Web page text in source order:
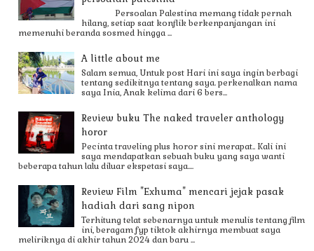
Persoalan Palestina memang tidak pernah
hilang, setiap saat konflik berkenpanjangan ini
memenuhi beranda sosmed hingga ...
A little about me
Salam semua, Untuk post Hari ini saya ingin berbagi
tentang sedikitnya tentang saya. perkenalkan nama
saya Inia, Anak kelima dari 6 bers...
Review buku The naked traveler anthology
horor
Pecinta traveling plus horor sini merapat.. Kali ini
saya mendapatkan sebuah buku yang saya wanti
beberapa tahun lalu diluar ekspetasi saya....
Review Film "Exhuma" mencari jejak pasak
hadiah dari sang nipon
Terhitung telat sebenarnya untuk menulis tentang film
ini, beragam fyp tiktok akhirnya membuat saya
meliriknya di akhir tahun 2024 dan baru ...